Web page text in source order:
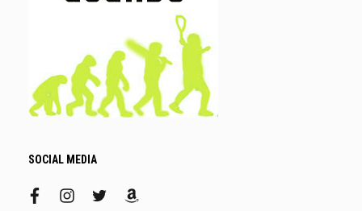
SOCIAL MEDIA
facebookinstagram
twitteramazon